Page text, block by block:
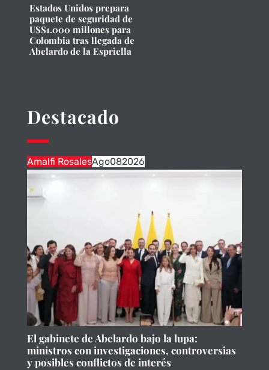
Estados Unidos prepara
paquete de seguridad de
US$1.000 millones para
Colombia tras llegada de
Abelardo de la Espriella
Destacado
Amalfi RosalesAgo082026
El gabinete de Abelardo bajo la lupa:
ministros con investigaciones, controversias
y posibles conflictos de interés